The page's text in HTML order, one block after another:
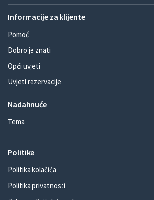
Informacije za klijente
Pomoć
Dobro je znati
Opći uvjeti
Uvjeti rezervacije
Nadahnuće
Tema
Politike
Politika kolačića
Politika privatnosti